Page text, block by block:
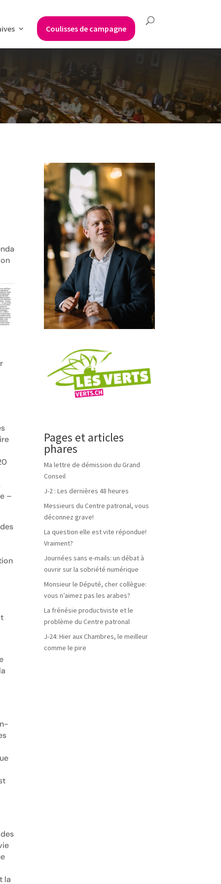
Coulisses de campagne
–
la
Pages et articles
phares
Ma lettre de démission du Grand
Conseil
J-2 : Les dernières 48 heures
Messieurs du Centre patronal, vous
déconnez grave!
La question elle est vite répondue!
Vraiment?
Journées sans e-mails: un débat à
ouvrir sur la sobriété numérique
Monsieur le Député, cher collègue:
vous n’aimez pas les arabes?
La frénésie productiviste et le
problème du Centre patronal
J-24: Hier aux Chambres, le meilleur
comme le pire